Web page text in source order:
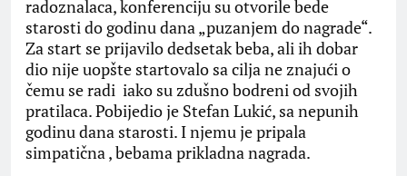
radoznalaca, konferenciju su otvorile bede
starosti do godinu dana „puzanjem do nagrade“.
Za start se prijavilo dedsetak beba, ali ih dobar
dio nije uopšte startovalo sa cilja ne znajući o
čemu se radi iako su zdušno bodreni od svojih
pratilaca. Pobijedio je Stefan Lukić, sa nepunih
godinu dana starosti. I njemu je pripala
simpatična , bebama prikladna nagrada.